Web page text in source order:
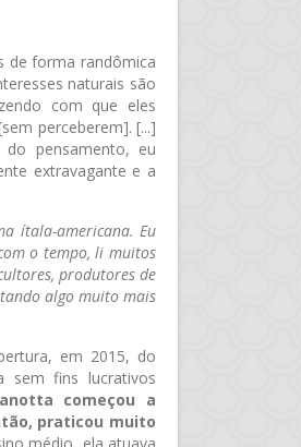
de forma randômica
naturais são
com que eles
perceberem]. [...]
pensamento, eu
extravagante e a
ítala-americana. Eu
o tempo, li muitos
produtores de
algo muito mais
em 2015, do
sem fins lucrativos
começou a
praticou muito